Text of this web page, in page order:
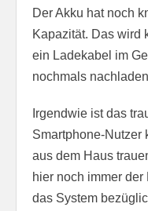
Der Akku hat noch
Kapazität. Das wird
ein Ladekabel im
nochmals
Irgendwie ist das
Smartphone-Nutzer
aus dem Haus
hier noch immer
das System